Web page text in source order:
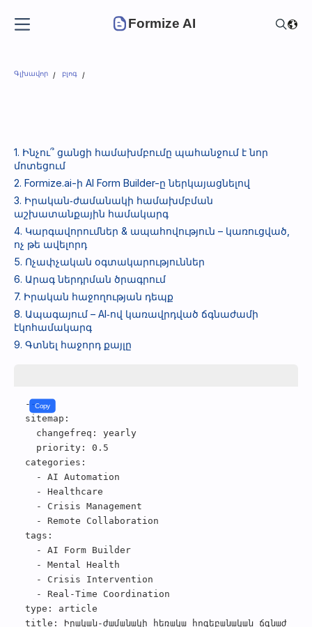
Formize AI
Գլխավոր բլոգ
1. Ինչու՞ ցանցի համախմբումը պահանջում է նոր
մոտեցում
2. Formize.ai-ի AI Form Builder-ը ներկայացնելով
3. Իրական‑ժամանակի համախմբման
աշխատանքային համակարգ
4. Կարգավորումներ & ապահովություն – կառուցված,
ոչ թե ավելորդ
5. Ոչափչական օգտակարություններ
6. Արագ ներդրման ծրագրում
7. Իրական հաջողության դեպք
8. Ապագայում – AI‑ով կառավրդված ճգնաժամի
էկոհամակարգ
9. Գտնել հաջորդ քայլը
Copy
---
sitemap :
changefreq :
yearly
priority :
0.5
categories :
- AI Automation
- Healthcare
- Crisis Management
- Remote Collaboration
tags :
- AI Form Builder
- Mental Health
- Crisis Intervention
- Real‑Time Coordination
type :
article
title :
Իրական‑ժամանակի հեռակա հոգեբանական